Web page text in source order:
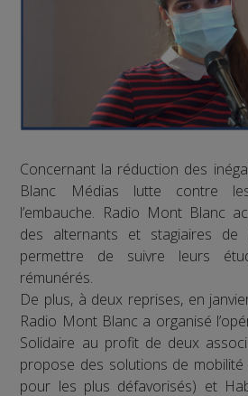
Concernant la réduction des
Blanc Médias lutte contre
l’embauche. Radio Mont Blanc
des alternants et stagiaires
permettre de suivre leurs
rémunérés.
De plus, à deux reprises, en
Radio Mont Blanc a organisé
Solidaire au profit de deux
propose des solutions de
pour les plus défavorisés) et